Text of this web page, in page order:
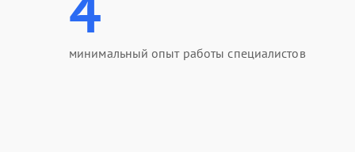
минимальный опыт работы специалистов